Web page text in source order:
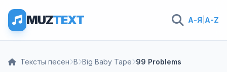
MUZTEXT А-Я A-Z
Тексты песен B Big Baby Tape 99 Problems